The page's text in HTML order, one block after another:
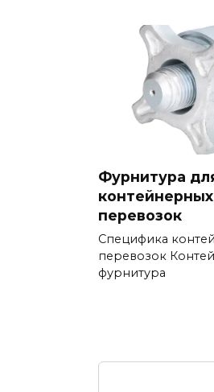
Фурнитура
контейнерных
перевозок
Специфика
перевозок
фурнитура